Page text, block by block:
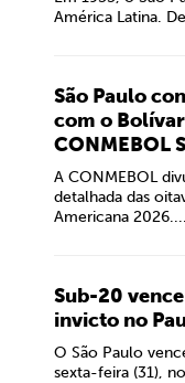
América Latina.
São Paulo
com o
CONMEBOL
A CONMEBOL
detalhada das
Americana 2026....
Sub-20
invicto no
O São Paulo
sexta-feira (31),